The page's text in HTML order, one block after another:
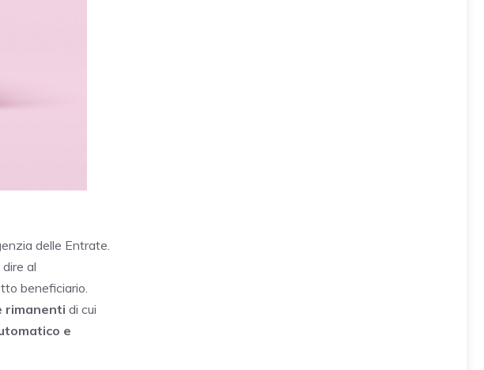
delle Entrate.
al
beneficiario.
rimanenti di cui
e